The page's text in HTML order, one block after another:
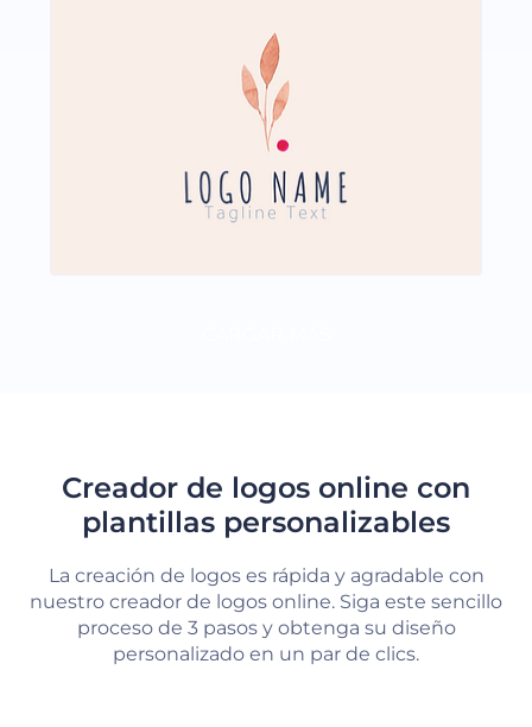
Creador de logos online con
plantillas personalizables
La creación de logos es rápida y agradable con
nuestro creador de logos online. Siga este sencillo
proceso de 3 pasos y obtenga su diseño
personalizado en un par de clics.